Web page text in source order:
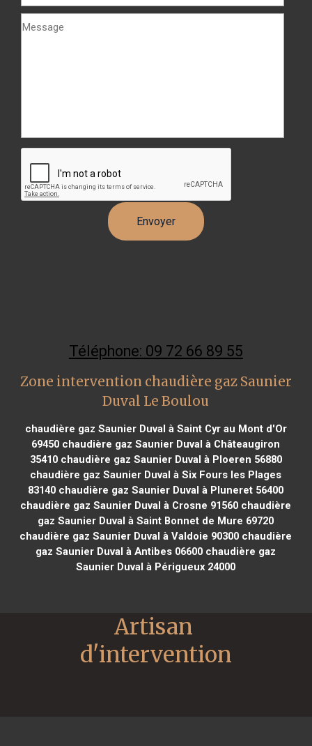
Téléphone: 09 72 66 89 55
Zone intervention chaudière gaz Saunier
Duval Le Boulou
chaudière gaz Saunier Duval à Saint Cyr au Mont d'Or
69450 chaudière gaz Saunier Duval à Châteaugiron
35410chaudière gaz Saunier Duval à Ploeren 56880
chaudière gaz Saunier Duval à Six Fours les Plages
83140 chaudière gaz Saunier Duval à Pluneret 56400
chaudière gaz Saunier Duval à Crosne 91560 chaudière
gaz Saunier Duval à Saint Bonnet de Mure 69720
chaudière gaz Saunier Duval à Valdoie 90300 chaudière
gaz Saunier Duval à Antibes 06600 chaudière gaz
Saunier Duval à Périgueux 24000
Artisan
d'intervention